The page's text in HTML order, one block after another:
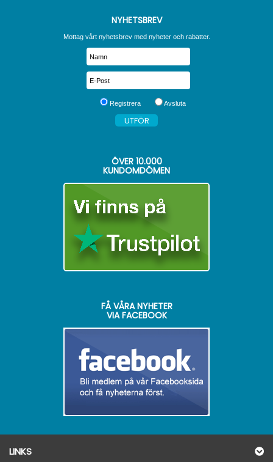
NYHETSBREV
Mottag vårt nyhetsbrev med nyheter och rabatter.
Registrera Avsluta
ÖVER 10.000
KUNDOMDÖMEN
FÅ VÅRA NYHETER
VIA FACEBOOK
LINKS